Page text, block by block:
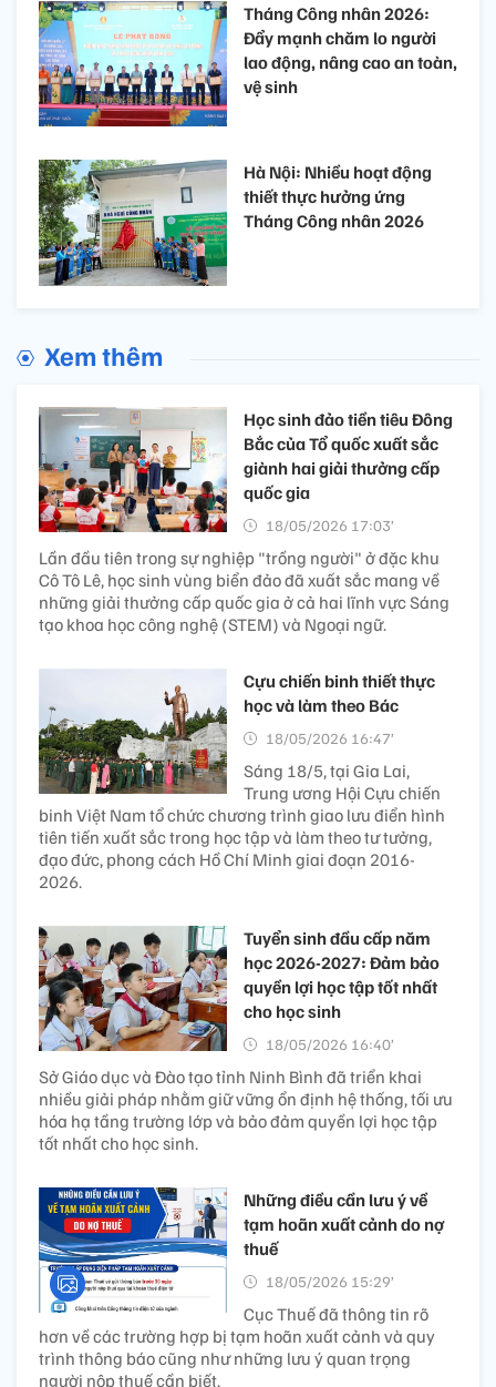
Tháng Công nhân 2026:
Đẩy mạnh chăm lo người
lao động, nâng cao an toàn,
vệ sinh
Hà Nội: Nhiều hoạt động
thiết thực hưởng ứng
Tháng Công nhân 2026
Xem thêm
Học sinh đảo tiền tiêu Đông
Bắc của Tổ quốc xuất sắc
giành hai giải thưởng cấp
quốc gia
18/05/2026 17:03’
Lần đầu tiên trong sự nghiệp "trồng người" ở đặc khu
Cô Tô Lê, học sinh vùng biển đảo đã xuất sắc mang về
những giải thưởng cấp quốc gia ở cả hai lĩnh vực Sáng
tạo khoa học công nghệ (STEM) và Ngoại ngữ.
Cựu chiến binh thiết thực
học và làm theo Bác
18/05/2026 16:47’
Sáng 18/5, tại Gia Lai,
Trung ương Hội Cựu chiến
binh Việt Nam tổ chức chương trình giao lưu điển hình
tiên tiến xuất sắc trong học tập và làm theo tư tưởng,
đạo đức, phong cách Hồ Chí Minh giai đoạn 2016-
2026.
Tuyển sinh đầu cấp năm
học 2026-2027: Đảm bảo
quyền lợi học tập tốt nhất
cho học sinh
18/05/2026 16:40’
Sở Giáo dục và Đào tạo tỉnh Ninh Bình đã triển khai
nhiều giải pháp nhằm giữ vững ổn định hệ thống, tối ưu
hóa hạ tầng trường lớp và bảo đảm quyền lợi học tập
tốt nhất cho học sinh.
Những điều cần lưu ý về
tạm hoãn xuất cảnh do nợ
thuế
18/05/2026 15:29’
Cục Thuế đã thông tin rõ
hơn về các trường hợp bị tạm hoãn xuất cảnh và quy
trình thông báo cũng như những lưu ý quan trọng
người nộp thuế cần biết.